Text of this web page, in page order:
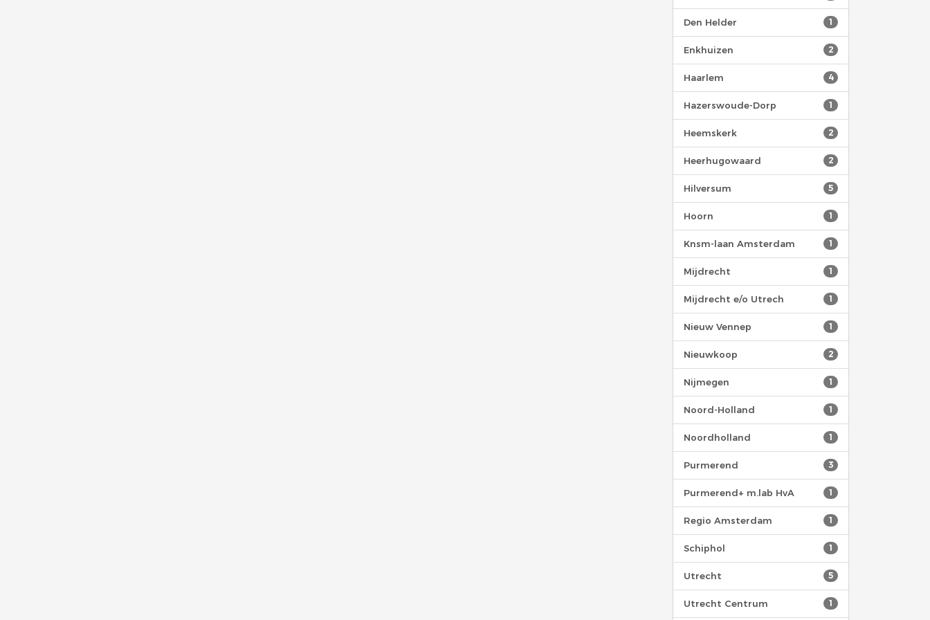
1
Den Helder
2
Enkhuizen
4
Haarlem
1
Hazerswoude-Dorp
2
Heemskerk
2
Heerhugowaard
5
Hilversum
1
Hoorn
1
Knsm-laan Amsterdam
1
Mijdrecht
1
Mijdrecht e/o Utrech
1
Nieuw Vennep
2
Nieuwkoop
1
Nijmegen
1
Noord-Holland
1
Noordholland
3
Purmerend
1
Purmerend+ m.lab HvA
1
Regio Amsterdam
1
Schiphol
5
Utrecht
1
Utrecht Centrum